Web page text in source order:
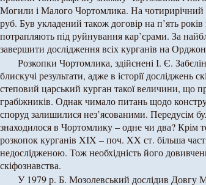
Могили і Малого Чортомлика. На чотирирічний
руб. Був укладений також договір на п’ять
потрапляють під руйнування кар’єрами. За
завершити дослідження всіх курганів на
Розкопки Чортомлика, здійснені І. Є.
блискучі результати, адже в історії досліджень
степовий царський курган такої величини, що
грабіжників. Однак чимало питань щодо
споруд залишилися нез’ясованими. Передусім
знаходилося в Чортомлику – одне чи два? Крім
розкопок курганів XIX – поч. XX ст. більша
недослідженою. Тож необхідність його
скіфознавства.
У 1979 р. Б. Мозолевський дослідив